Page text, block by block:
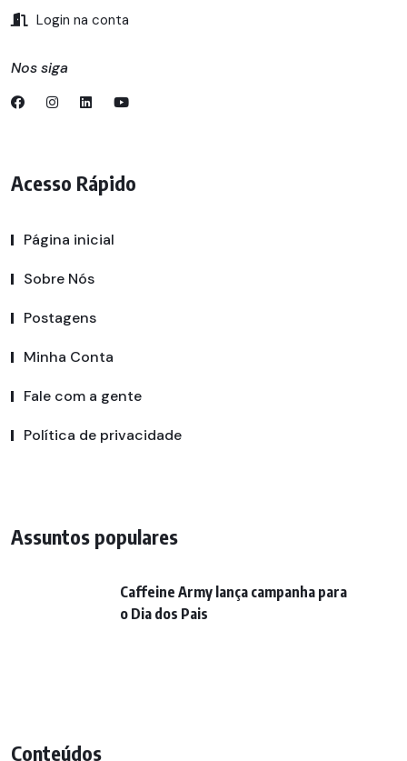
Login na conta
Nos siga
Acesso Rápido
Página inicial
Sobre Nós
Postagens
Minha Conta
Fale com a gente
Política de privacidade
Assuntos populares
Caffeine Army lança campanha para
o Dia dos Pais
Conteúdos